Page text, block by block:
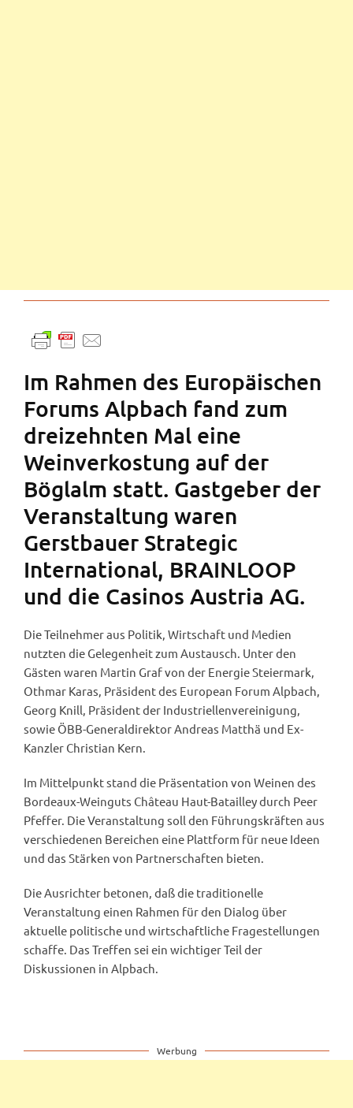
Im Rahmen des Europäischen
Forums Alpbach fand zum
dreizehnten Mal eine
Weinverkostung auf der
Böglalm statt. Gastgeber der
Veranstaltung waren
Gerstbauer Strategic
International, BRAINLOOP
und die Casinos Austria AG.
Die Teilnehmer aus Politik, Wirtschaft und Medien
nutzten die Gelegenheit zum Austausch. Unter den
Gästen waren Martin Graf von der Energie Steiermark,
Othmar Karas, Präsident des European Forum Alpbach,
Georg Knill, Präsident der Industriellenvereinigung,
sowie ÖBB-Generaldirektor Andreas Matthä und Ex-
Kanzler Christian Kern.
Im Mittelpunkt stand die Präsentation von Weinen des
Bordeaux-Weinguts Château Haut-Batailley durch Peer
Pfeffer. Die Veranstaltung soll den Führungskräften aus
verschiedenen Bereichen eine Plattform für neue Ideen
und das Stärken von Partnerschaften bieten.
Die Ausrichter betonen, daß die traditionelle
Veranstaltung einen Rahmen für den Dialog über
aktuelle politische und wirtschaftliche Fragestellungen
schaffe. Das Treffen sei ein wichtiger Teil der
Diskussionen in Alpbach.
Werbung